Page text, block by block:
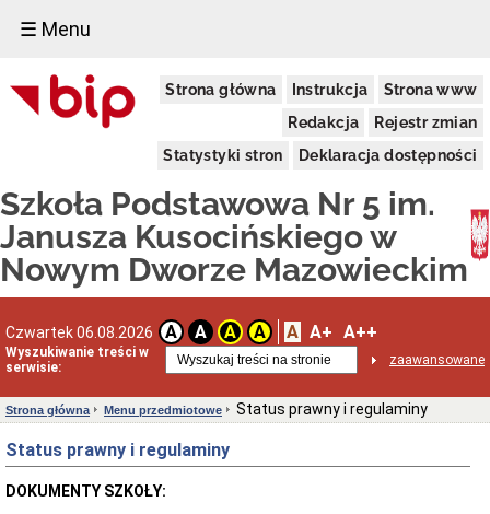
☰ Menu
Strona główna Instrukcja
Strona www
Redakcja
Rejestr zmian
Statystyki stron
Deklaracja dostępności
Szkoła Podstawowa Nr 5 im.
Janusza Kusocińskiego w
Nowym Dworze Mazowieckim
Czwartek 06.08.2026 A A A A A A+ A++
Wyszukiwanie treści w
serwisie:
zaawansowane
Organizacja
Dane
teleadresowe
Kierownictwo
Rada
pedagogiczna
Rada
Rodziców
Godziny
pracy
Menu
Status
i
regulaminy
Sprawozdania
Strona główna Menu przedmiotowe Status prawny i regulaminy
Status prawny i regulaminy
DOKUMENTY SZKOŁY: